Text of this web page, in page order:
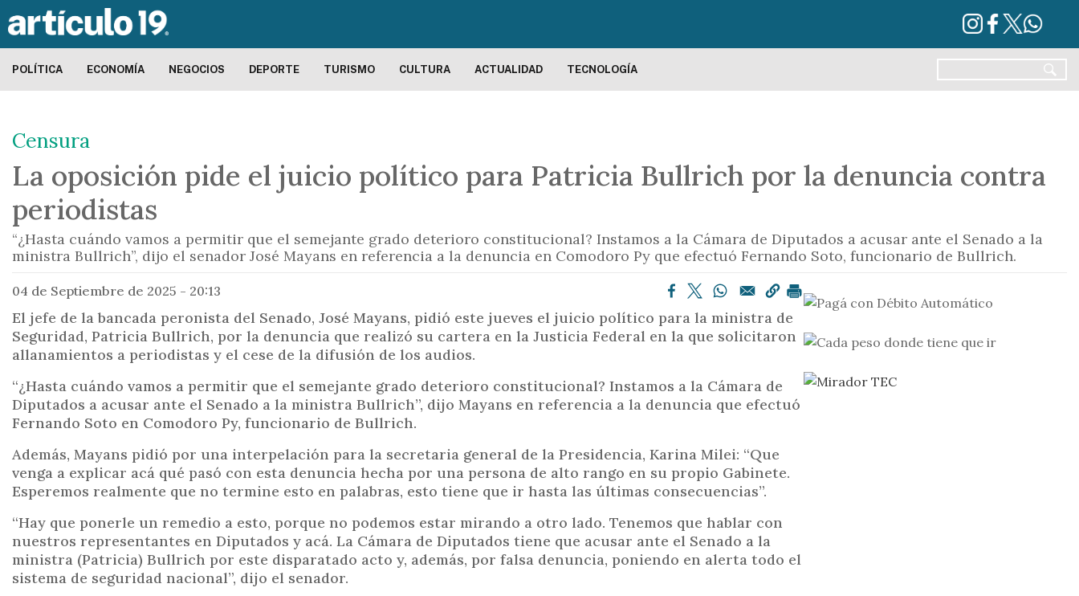
s
a
r
o
n
o
p
n
c
p
a
l
POLÍTICA ECONOMÍA NEGOCIOS DEPORTE TURISMO CULTURA ACTUALIDAD TECNOLOGÍA
Censura
La oposición pide el juicio político para Patricia Bullrich por la denuncia contra
periodistas
“¿Hasta cuándo vamos a permitir que el semejante grado deterioro constitucional? Instamos a la Cámara de Diputados a acusar ante el Senado a la
ministra Bullrich”, dijo el senador José Mayans en referencia a la denuncia en Comodoro Py que efectuó Fernando Soto, funcionario de Bullrich.
04 de Septiembre de 2025 - 20:13
El jefe de la bancada peronista del Senado, José Mayans, pidió este jueves el juicio político para la ministra de
Seguridad, Patricia Bullrich, por la denuncia que realizó su cartera en la Justicia Federal en la que solicitaron
allanamientos a periodistas y el cese de la difusión de los audios.
“¿Hasta cuándo vamos a permitir que el semejante grado deterioro constitucional? Instamos a la Cámara de
Diputados a acusar ante el Senado a la ministra Bullrich”, dijo Mayans en referencia a la denuncia que efectuó
Fernando Soto en Comodoro Py, funcionario de Bullrich.
Además, Mayans pidió por una interpelación para la secretaria general de la Presidencia, Karina Milei: “Que
venga a explicar acá qué pasó con esta denuncia hecha por una persona de alto rango en su propio Gabinete.
Esperemos realmente que no termine esto en palabras, esto tiene que ir hasta las últimas consecuencias”.
“Hay que ponerle un remedio a esto, porque no podemos estar mirando a otro lado. Tenemos que hablar con
nuestros representantes en Diputados y acá. La Cámara de Diputados tiene que acusar ante el Senado a la
ministra (Patricia) Bullrich por este disparatado acto y, además, por falsa denuncia, poniendo en alerta todo el
sistema de seguridad nacional”, dijo el senador.